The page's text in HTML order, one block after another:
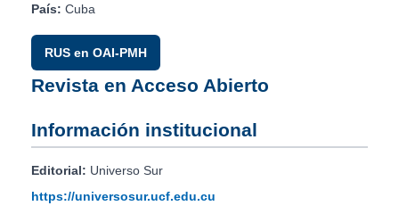
País: Cuba
RUS en OAI-PMH
Revista en Acceso Abierto
Información institucional
Editorial: Universo Sur
https://universosur.ucf.edu.cu